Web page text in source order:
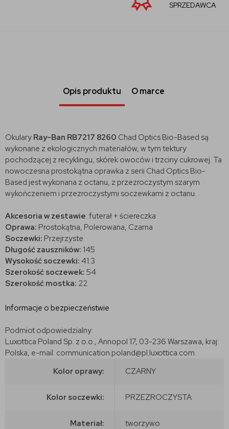
SPRZEDAWCA
Opis produktu O marce
Okulary Ray-Ban RB7217 8260 Chad Optics Bio-Based są
wykonane z ekologicznych materiałów, w tym tektury
pochodzącej z recyklingu, skórek owoców i trzciny cukrowej. Ta
nowoczesna prostokątna oprawka z serii Chad Optics Bio-
Based jest wykonana z octanu, z przezroczystym szarym
wykończeniem i przezroczystymi soczewkami z octanu.
Akcesoria w zestawie: futerał + ściereczka
Oprawa: Prostokątna, Polerowana, Czarna
Soczewki: Przejrzyste
Długość zauszników: 145
Wysokość soczewki: 41.3
Szerokość soczewek: 54
Szerokość mostka: 22
Informacje o bezpieczeństwie
Podmiot odpowiedzialny:
Luxottica Poland Sp. z o.o., Annopol 17, 03-236 Warszawa, kraj:
Polska, e-mail: communication.poland@pl.luxottica.com
Kolor oprawy:
CZARNY
Kolor soczewki: PRZEZROCZYSTA
Materiał: tworzywo